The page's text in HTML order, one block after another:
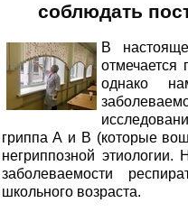
соблюдать
В
однако
гриппа А и В (которые
негриппозной
заболеваемости
школьного возраста.